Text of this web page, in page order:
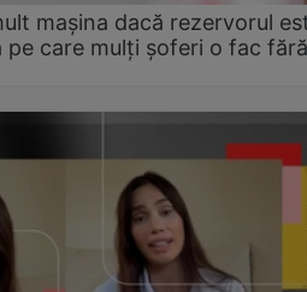
mașina dacă rezervorul
pe care mulți șoferi o fac